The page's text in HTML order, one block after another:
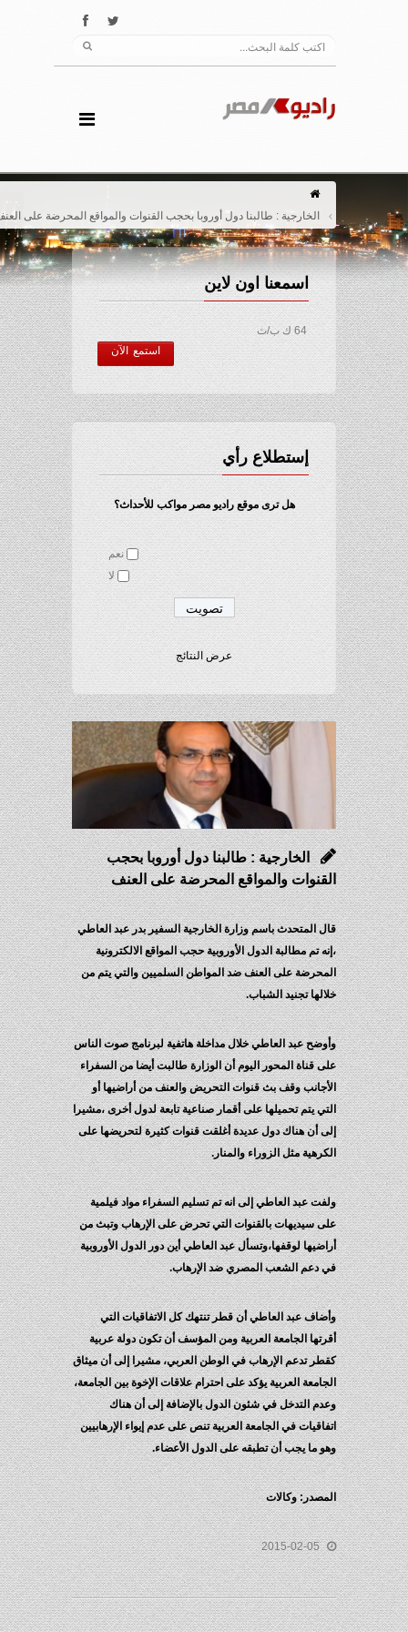
الخارجية : طالبنا دول أوروبا بحجب القنوات والمواقع المحرضة على العنف
اسمعنا اون لاين
64 ك ب/ث
استمع الآن
إستطلاع رأي
هل ترى موقع راديو مصر مواكب للأحداث؟
نعم
لا
عرض النتائج
الخارجية : طالبنا دول أوروبا بحجب
القنوات والمواقع المحرضة على العنف
قال المتحدث باسم وزارة الخارجية السفير بدر عبد العاطي
،إنه تم مطالبة الدول الأوروبية حجب المواقع الالكترونية
المحرضة على العنف ضد المواطن السلميين والتي يتم من
خلالها تجنيد الشباب.
وأوضح عبد العاطي خلال مداخلة هاتفية لبرنامج صوت الناس
على قناة المحور اليوم أن الوزارة طالبت أيضا من السفراء
الأجانب وقف بث قنوات التحريض والعنف من أراضيها أو
التي يتم تحميلها على أقمار صناعية تابعة لدول أخرى ،مشيرا
إلى أن هناك دول عديدة أغلقت قنوات كثيرة لتحريضها على
الكرهية مثل الزوراء والمنار.
ولفت عبد العاطي إلى انه تم تسليم السفراء مواد فيلمية
على سيديهات بالقنوات التي تحرض على الإرهاب وتبث من
أراضيها لوقفها،وتسأل عبد العاطي أين دور الدول الأوروبية
في دعم الشعب المصري ضد الإرهاب.
وأضاف عبد العاطي أن قطر تنتهك كل الاتفاقيات التي
أقرتها الجامعة العربية ومن المؤسف أن تكون دولة عربية
كقطر تدعم الإرهاب في الوطن العربي، مشيرا إلى أن ميثاق
الجامعة العربية يؤكد على احترام علاقات الإخوة بين الجامعة،
وعدم التدخل في شئون الدول بالإضافة إلى أن هناك
اتفاقيات في الجامعة العربية تنص على عدم إيواء الإرهابيين
وهو ما يجب أن تطبقه على الدول الأعضاء.
المصدر: وكالات
2015-02-05